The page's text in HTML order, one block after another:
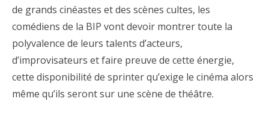
de grands cinéastes et des scènes cultes, les
comédiens de la BIP vont devoir montrer toute la
polyvalence de leurs talents d’acteurs,
d’improvisateurs et faire preuve de cette énergie,
cette disponibilité de sprinter qu’exige le cinéma alors
même qu’ils seront sur une scène de théâtre.